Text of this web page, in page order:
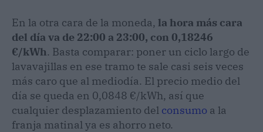
En la otra cara de la moneda, la hora más cara
del día va de 22:00 a 23:00, con 0,18246
€/kWh. Basta comparar: poner un ciclo largo de
lavavajillas en ese tramo te sale casi seis veces
más caro que al mediodía. El precio medio del
día se queda en 0,0848 €/kWh, así que
cualquier desplazamiento del consumo a la
franja matinal ya es ahorro neto.